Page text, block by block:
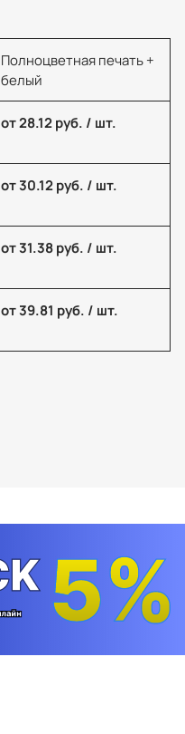
Полноцветная печать +
белый
от 28.12 руб. / шт.
от 30.12 руб. / шт.
от 31.38 руб. / шт.
от 39.81 руб. / шт.